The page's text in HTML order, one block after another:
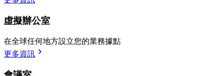
虛擬辦公室
在全球任何地方設立您的業務據點
更多資訊